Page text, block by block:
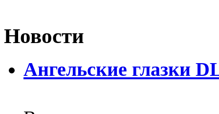
Новости
Ангельские глазки